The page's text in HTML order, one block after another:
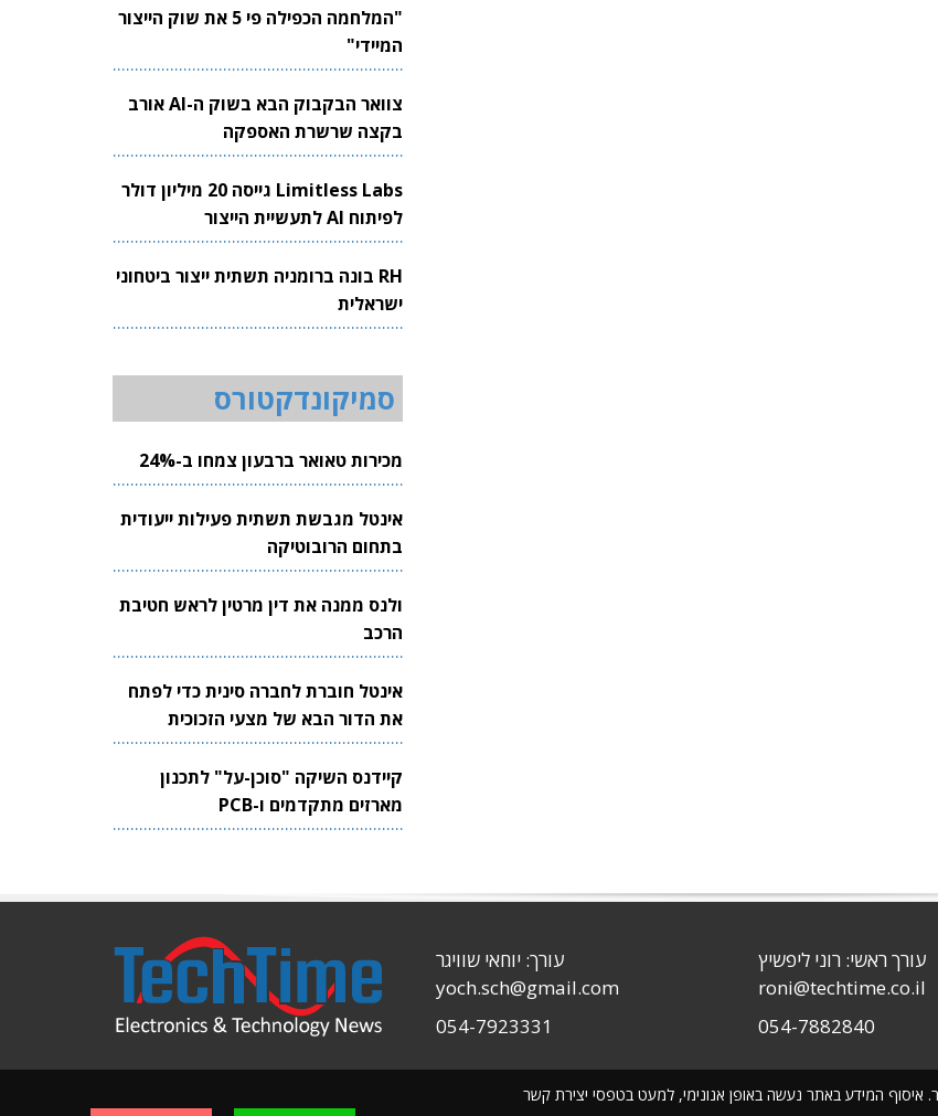
"המלחמה הכפילה פי 5 את שוק הייצור
המיידי"
צוואר הבקבוק הבא בשוק ה-AI אורב
בקצה שרשרת האספקה
Limitless Labs גייסה 20 מיליון דולר
לפיתוח AI לתעשיית הייצור
RH בונה ברומניה תשתית ייצור ביטחוני
ישראלית
סמיקונדקטורס
מכירות טאואר ברבעון צמחו ב-24%
אינטל מגבשת תשתית פעילות ייעודית
בתחום הרובוטיקה
ולנס ממנה את דין מרטין לראש חטיבת
הרכב
אינטל חוברת לחברה סינית כדי לפתח
את הדור הבא של מצעי הזכוכית
לשבבים
קיידנס השיקה "סוכן-על" לתכנון
מארזים מתקדמים ו-PCB
איסוף המידע באתר נעשה באופן אנונימי, למעט בטפסי יצירת קשר
עורך ראשי: רוני ליפשיץ
roni@techtime.co.il
054-7882840
עורך: יוחאי שוויגר
yoch.sch@gmail.com
054-7923331